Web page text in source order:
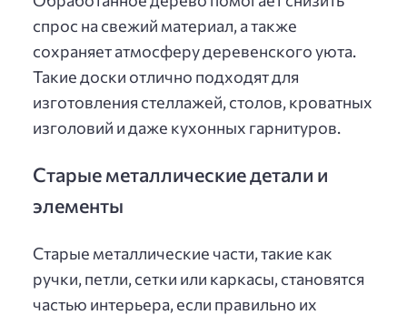
спрос на свежий материал, а также
сохраняет атмосферу деревенского уюта.
Такие доски отлично подходят для
изготовления стеллажей, столов, кроватных
изголовий и даже кухонных гарнитуров.
Старые металлические детали и
элементы
Старые металлические части, такие как
ручки, петли, сетки или каркасы, становятся
частью интерьера, если правильно их